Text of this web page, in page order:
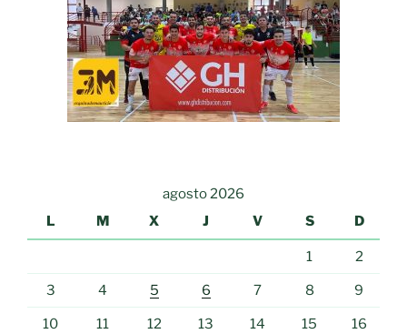
agosto 2026
L
M X J V S D
1 2
3 4 5 6 7 8 9
10 11 12 13 14 15 16